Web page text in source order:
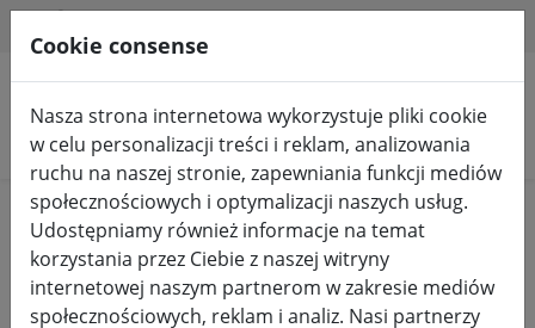
Szukaj produktów
Home Kuchnia i jedzenie Akcesoria kuchenne
Cookie consense
Nasza strona internetowa wykorzystuje pliki cookie
w celu personalizacji treści i reklam, analizowania
ruchu na naszej stronie, zapewniania funkcji mediów
społecznościowych i optymalizacji naszych usług.
Udostępniamy również informacje na temat
korzystania przez Ciebie z naszej witryny
internetowej naszym partnerom w zakresie mediów
społecznościowych, reklam i analiz. Nasi partnerzy